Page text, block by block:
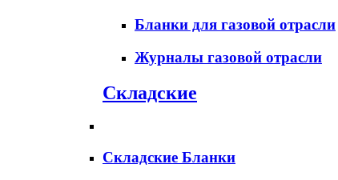
Бланки для газовой отрасли
Журналы газовой отрасли
Складские
Складские Бланки